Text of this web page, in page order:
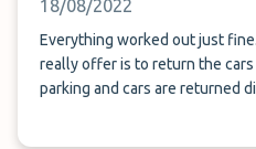
18/08/2022
Everything worked out just
really offer is to return the
parking and cars are returned